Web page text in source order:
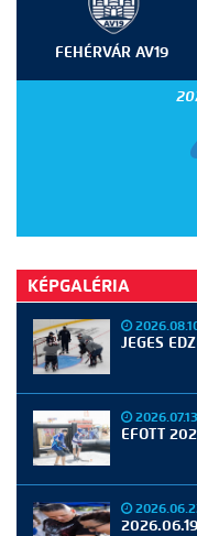
FEHÉRVÁR AV19
KÉPGALÉRIA
JEGES
EFOTT